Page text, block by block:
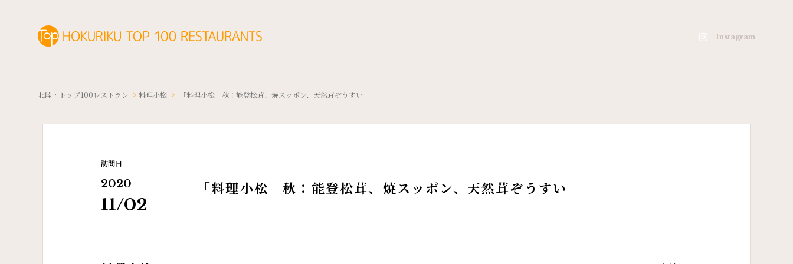
Instagram
北陸・トップ100レストラン > 料理小松 > 「料理小松」秋：能登松茸、焼スッポン、天然茸ぞうすい
訪問日
2020
11/02
「料理小松」秋：能登松茸、焼スッポン、天然茸ぞうすい